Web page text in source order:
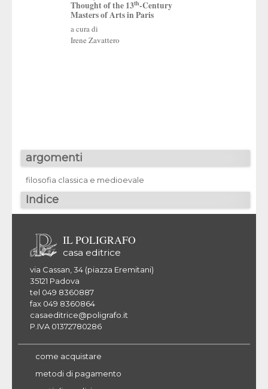
Thought of the 13th-Century
Masters of Arts in Paris
a cura di
Irene Zavattero
argomenti
filosofia classica e medioevale
Indice
IL POLIGRAFO
casa editrice
via Cassan, 34 (piazza Eremitani)
35121 Padova
tel 049 8360887
fax 049 8360864
casaeditrice@poligrafo.it
P.IVA 01372780286
come acquistare
metodi di pagamento